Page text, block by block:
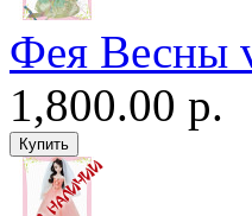
Фея Весны
1,800.00 р.